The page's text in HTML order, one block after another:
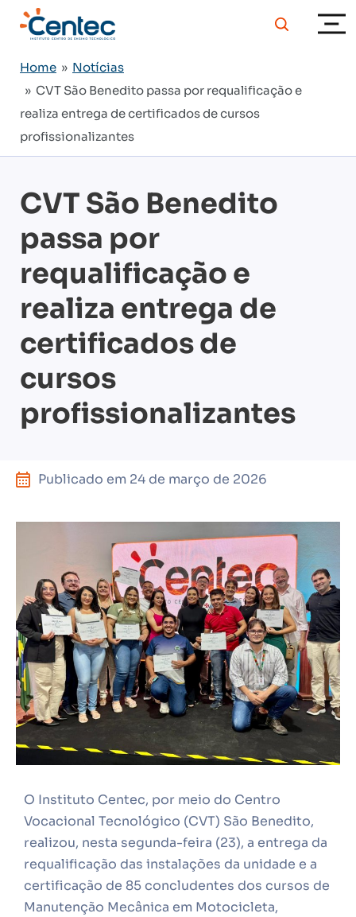
Home » Notícias
» CVT São Benedito passa por requalificação e
realiza entrega de certificados de cursos
profissionalizantes
CVT São Benedito
passa por
requalificação e
realiza entrega de
certificados de
cursos
profissionalizantes
Publicado em 24 de março de 2026
O Instituto Centec, por meio do Centro
Vocacional Tecnológico (CVT) São Benedito,
realizou, nesta segunda-feira (23), a entrega da
requalificação das instalações da unidade e a
certificação de 85 concludentes dos cursos de
Manutenção Mecânica em Motocicleta,